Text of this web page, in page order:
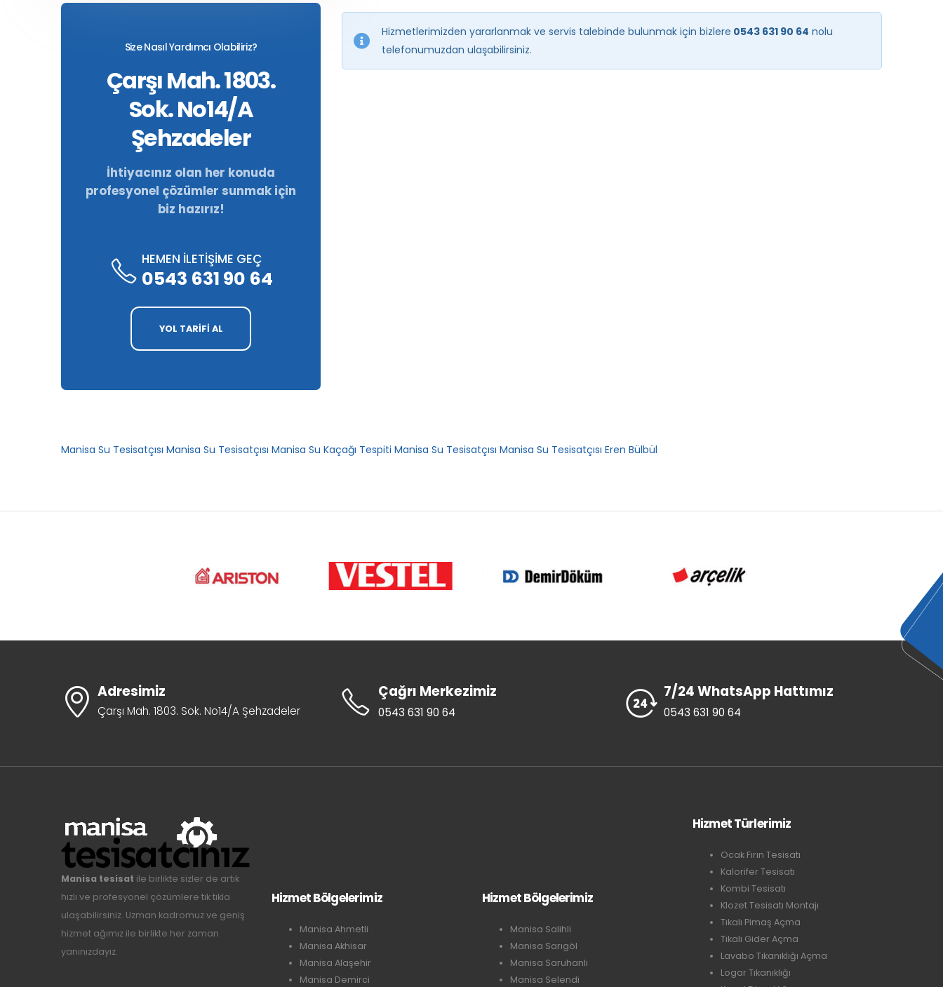
Hizmetlerimizden yararlanmak ve servis talebinde bulunmak için bizlere 0543 631 90 64 nolu
telefonumuzdan ulaşabilirsiniz.
Size Nasıl Yardımcı Olabiliriz?
Çarşı Mah. 1803.
Sok. No14/A
Şehzadeler
İhtiyacınız olan her konuda
profesyonel çözümler sunmak için
biz hazırız!
HEMEN İLETİŞİME GEÇ
0543 631 90 64
YOL TARİFİ AL
Manisa Su Tesisatçısı Manisa Su Tesisatçısı Manisa Su Kaçağı Tespiti Manisa Su Tesisatçısı Manisa Su Tesisatçısı Eren Bülbül
Adresimiz
Çarşı Mah. 1803. Sok. No14/A Şehzadeler
Çağrı Merkezimiz
0543 631 90 64
7/24 WhatsApp Hattımız
0543 631 90 64
Manisa tesisat ile birlikte sizler de artık
hızlı ve profesyonel çözümlere tık tıkla
ulaşabilirsiniz. Uzman kadromuz ve geniş
hizmet ağımız ile birlikte her zaman
yanınızdayız.
Hizmet Bölgelerimiz
Manisa Ahmetli
Manisa Akhisar
Manisa Alaşehir
Manisa Demirci
Hizmet Bölgelerimiz
Manisa Salihli
Manisa Sarıgöl
Manisa Saruhanlı
Manisa Selendi
Hizmet Türlerimiz
Ocak Fırın Tesisatı
Kalorifer Tesisatı
Kombi Tesisatı
Klozet Tesisatı Montajı
Tıkalı Pimaş Açma
Tıkalı Gider Açma
Lavabo Tıkanıklığı Açma
Logar Tıkanıklığı